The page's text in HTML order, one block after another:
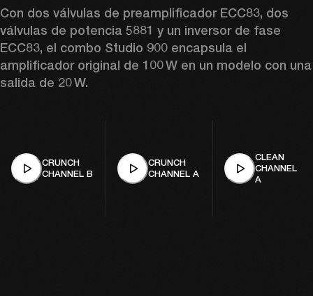
Con dos válvulas de preamplificador ECC83, dos
válvulas de potencia 5881 y un inversor de fase
ECC83, el combo Studio 900 encapsula el
amplificador original de 100 W en un modelo con una
salida de 20 W.
CRUNCH
CHANNEL B
CRUNCH
CHANNEL A
CLEAN
CHANNEL
A